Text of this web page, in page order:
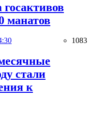
манатов
1083
стали
к